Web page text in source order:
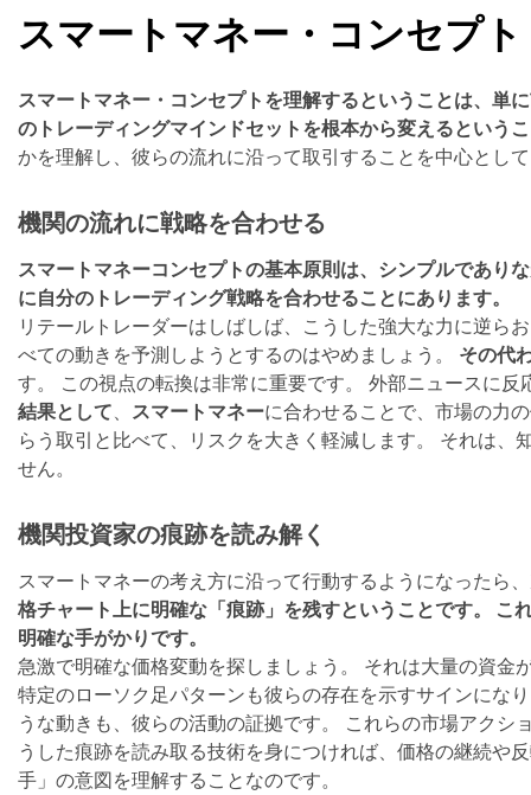
スマートマネー・コンセプ
スマートマネー・コンセプトを理解するということは、単
のトレーディングマインドセットを根本から変えるという
かを理解し、彼らの流れに沿って取引することを中心とし
機関の流れに戦略を合わせる
スマートマネーコンセプトの基本原則は、シンプルであり
に自分のトレーディング戦略を合わせることにあります。
リテールトレーダーはしばしば、こうした強大な力に逆ら
べての動きを予測しようとするのはやめましょう。 その代
す。 この視点の転換は非常に重要です。 外部ニュースに
結果として、 スマートマネーに合わせることで、市場の力
らう取引と比べて、リスクを大きく軽減します。 それは
せん。
機関投資家の痕跡を読み解く
スマートマネーの考え方に沿って行動するようになったら
格チャート上に明確な「痕跡」を残すということです。
明確な手がかりです。
急激で明確な価格変動を探しましょう。 それは大量の資
特定のローソク足パターンも彼らの存在を示すサインにな
うな動きも、彼らの活動の証拠です。 これらの市場アク
うした痕跡を読み取る技術を身につければ、価格の継続や
手」の意図を理解することなのです。